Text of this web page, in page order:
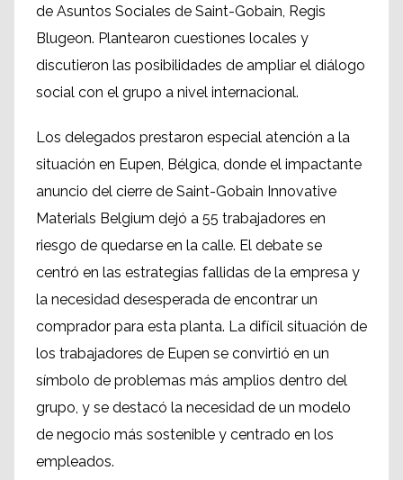
de Asuntos Sociales de Saint-Gobain, Regis
Blugeon. Plantearon cuestiones locales y
discutieron las posibilidades de ampliar el diálogo
social con el grupo a nivel internacional.
Los delegados prestaron especial atención a la
situación en Eupen, Bélgica, donde el impactante
anuncio del cierre de Saint-Gobain Innovative
Materials Belgium dejó a 55 trabajadores en
riesgo de quedarse en la calle. El debate se
centró en las estrategias fallidas de la empresa y
la necesidad desesperada de encontrar un
comprador para esta planta. La difícil situación de
los trabajadores de Eupen se convirtió en un
símbolo de problemas más amplios dentro del
grupo, y se destacó la necesidad de un modelo
de negocio más sostenible y centrado en los
empleados.